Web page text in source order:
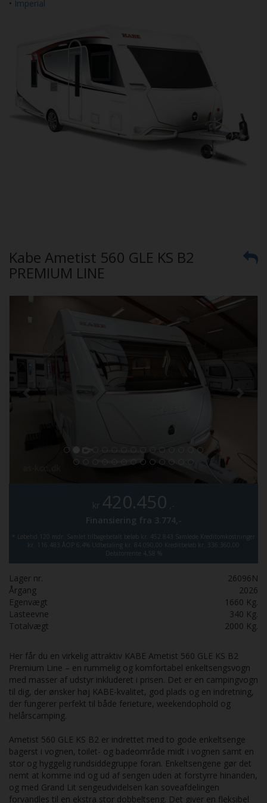
• Imperial
Kabe Ametist 560 GLE KS B2
PREMIUM LINE
kr 420.450 ,-
Finansiering fra 3.774,-
* Løbetid 120 mdr. Samlet tilbagebetalt beløb kr. 452.843 Samlede Kreditomkostninger
kr. 116.483 ÅOP 6,4% Udbetaling kr. 84.090,00
Kreditbeløb kr. 336.360,00
Debitorrente 4,58 %
Lager nr.
26096N
Årgang
2026
Egenvægt
1660 Kg.
Lasteevne
340 Kg.
Totalvægt
2000 Kg.
Her får du en virkelig attraktiv KABE Ametist 560 GLE KS B2
Premium Line – en rummelig og komfortabel enkeltsengsvogn
med masser af udstyr inkluderet i prisen. Det er en campingvogn
til dig, der ønsker høj KABE-kvalitet, god plads og en indretning,
der fungerer perfekt til både ferieture, weekendophold og
helårscamping.
Ametist 560 GLE KS B2 er indrettet med to gode enkeltsenge
bagerst i vognen, toilet- og badeområde midt i vognen samt en
stor og hyggelig rundsiddegruppe foran. Enkeltsengene gør det
nemt at komme ind og ud af sengen uden at forstyrre hinanden,
og med Grand Lit sengeudvidelsen kan soveafdelingen
forvandles til en ekstra stor dobbeltseng. Det giver en fleksibel